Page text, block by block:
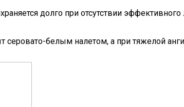
долго при отсутствии эффективного
белым налетом, а при тяжелой